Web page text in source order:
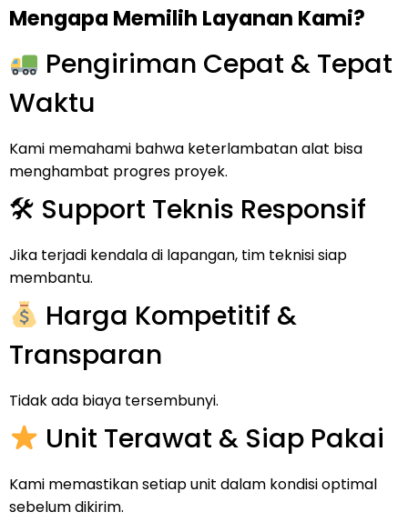
Mengapa Memilih Layanan Kami?
Pengiriman Cepat & Tepat
Waktu
Kami memahami bahwa keterlambatan alat bisa
menghambat progres proyek.
🛠 Support Teknis Responsif
Jika terjadi kendala di lapangan, tim teknisi siap
membantu.
Harga Kompetitif &
Transparan
Tidak ada biaya tersembunyi.
Unit Terawat & Siap Pakai
Kami memastikan setiap unit dalam kondisi optimal
sebelum dikirim.